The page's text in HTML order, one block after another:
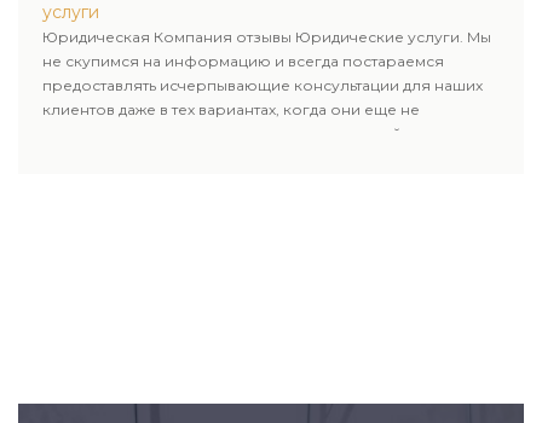
услуги
Юридическая Компания отзывы Юридические услуги. Мы
не скупимся на информацию и всегда постараемся
предоставлять исчерпывающие консультации для наших
клиентов даже в тех вариантах, когда они еще не
пользовались юридическими услугами нашей компании.